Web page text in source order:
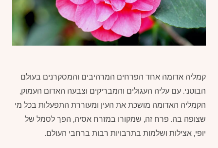
קמליה אדומה אחד הפרחים המרהיבים והמסקרנים בעולם
הבוטני. עם עליה העגולים והמבריקים וצבעה האדום העמוק,
הקמליה האדומה מושכת את העין ומעוררת התפעלות בכל מי
שצופה בה. פרח זה, שמקורו במזרח אסיה, הפך לסמל של
יופי, אצילות ושלמות בתרבויות רבות ברחבי העולם.